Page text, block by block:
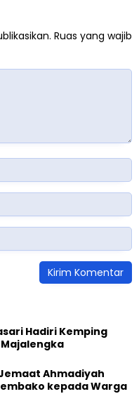
Ruas yang wajib
Hadiri Kemping
Ahmadiyah
kepada Warga